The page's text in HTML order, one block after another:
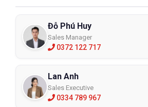
Đỗ Phú Huy
Sales Manager
0372 122 717
Lan Anh
Sales Executive
0334 789 967